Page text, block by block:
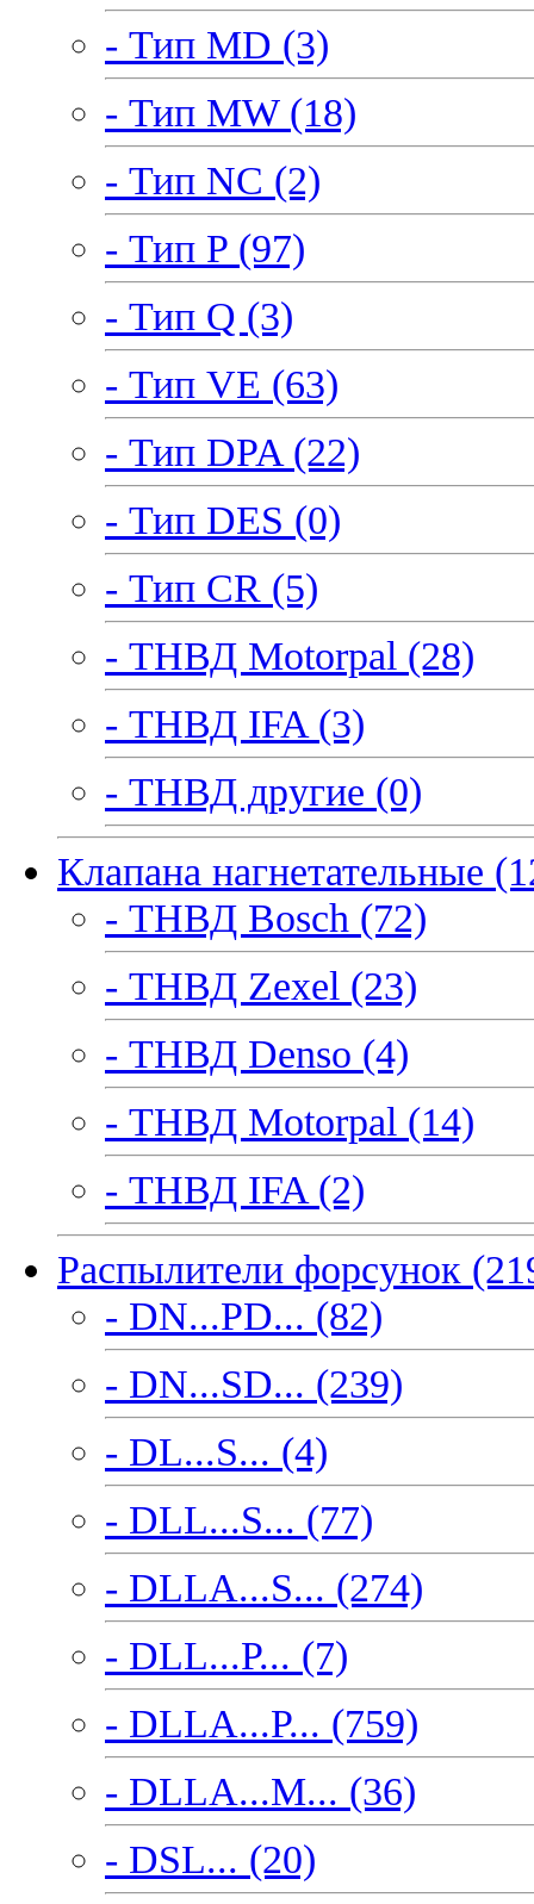
- Тип MD (3)
- Тип MW (18)
- Тип NC (2)
- Тип P (97)
- Тип Q (3)
- Тип VE (63)
- Тип DPA (22)
- Тип DES (0)
- Тип CR (5)
- ТНВД Motorpal (28)
- ТНВД IFA (3)
- ТНВД другие (0)
Клапана нагнетательные
- ТНВД Bosch (72)
- ТНВД Zexel (23)
- ТНВД Denso (4)
- ТНВД Motorpal (14)
- ТНВД IFA (2)
Распылители форсунок
- DN...PD... (82)
- DN...SD... (239)
- DL...S... (4)
- DLL...S... (77)
- DLLA...S... (274)
- DLL...P... (7)
- DLLA...P... (759)
- DLLA...M... (36)
- DSL... (20)